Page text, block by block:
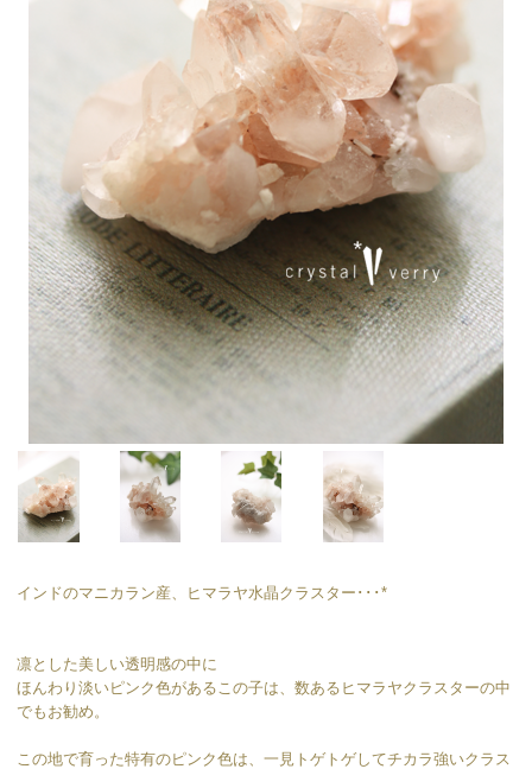
インドのマニカラン産、ヒマラヤ水晶クラスター･･･*
凛とした美しい透明感の中に
ほんわり淡いピンク色があるこの子は、数あるヒマラヤクラスターの中
でもお勧め。
この地で育った特有のピンク色は、一見トゲトゲしてチカラ強いクラス